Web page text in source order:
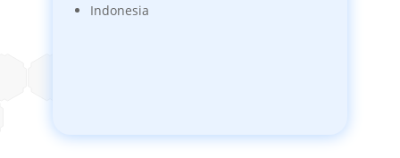
Indonesia